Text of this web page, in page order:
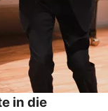
in die